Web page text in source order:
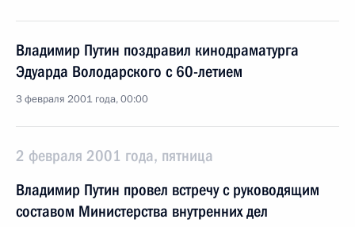
Владимир Путин поздравил кинодраматурга
Эдуарда Володарского с 60-летием
3 февраля 2001 года, 00:00
2 февраля 2001 года, пятница
Владимир Путин провел встречу с руководящим
составом Министерства внутренних дел